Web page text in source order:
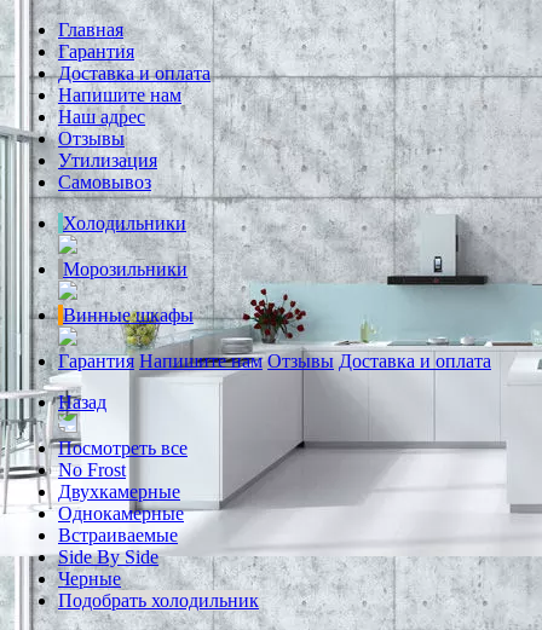
Главная
Гарантия
Доставка и оплата
Напишите нам
Наш адрес
Отзывы
Утилизация
Самовывоз
Холодильники
Морозильники
Винные шкафы
Гарантия Напишите нам Отзывы Доставка и оплата
Назад
Посмотреть все
No Frost
Двухкамерные
Однокамерные
Встраиваемые
Side By Side
Черные
Подобрать холодильник